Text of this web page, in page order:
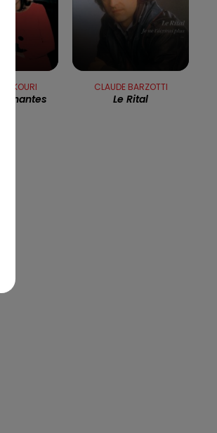
13h00 - 16h00
MIDI QUI CHANTENT
Chantes
CLAUDE BARZOTTI
Le Rital